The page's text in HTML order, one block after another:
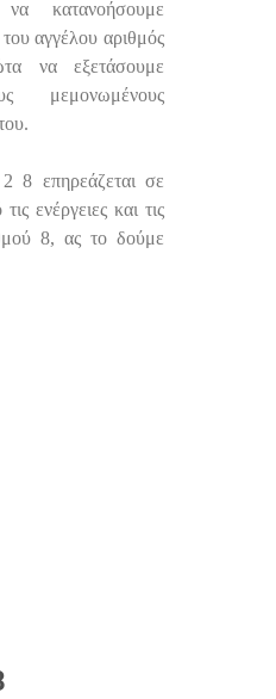
κατανοήσουμε
αγγέλου αριθμός
να εξετάσουμε
μεμονωμένους
8 επηρεάζεται σε
ενέργειες και τις
8, ας το δούμε